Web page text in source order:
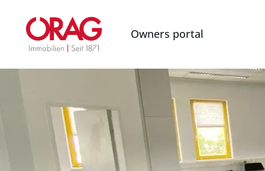
Owners portal